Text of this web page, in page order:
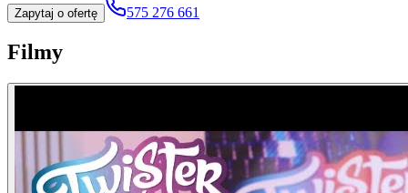
Zapytaj o ofertę 575 276 661
Filmy